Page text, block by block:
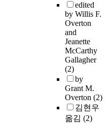
edited
by Willis F.
Overton
and
Jeanette
McCarthy
Gallagher
(2)
by
Grant M.
Overton (2)
김현우
옮김 (2)